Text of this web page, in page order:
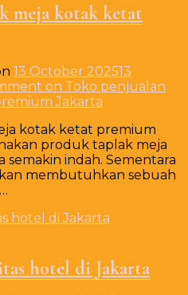
meja kotak ketat
13 October 202513
on Toko penjualan
Jakarta
kotak ketat premium
produk taplak meja
indah. Sementara
membutuhkan sebuah
hotel di Jakarta